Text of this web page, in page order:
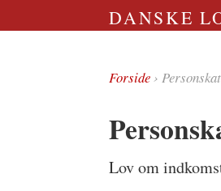
DANSKE
Forside›
Lov om